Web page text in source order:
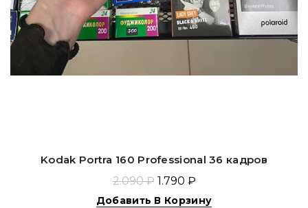
Kodak Portra 160 Professional 36 кадров
2.090 ₽ 1.790 ₽
Добавить В Корзину